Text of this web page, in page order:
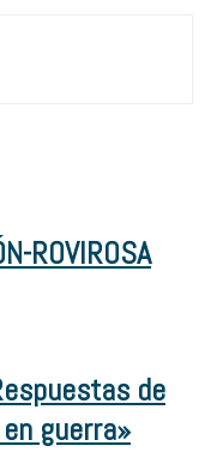
ROVIROSA
de
guerra»